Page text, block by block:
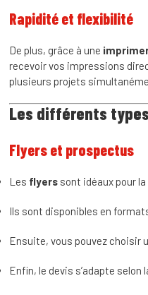
Rapidité et flexibilité
De plus, grâce à une
recevoir vos impressions
plusieurs projets
Les différents
Flyers et prospectus
Les flyers sont idéaux pour
Ils sont disponibles en
Ensuite, vous pouvez choisir
Enfin, le devis s’adapte